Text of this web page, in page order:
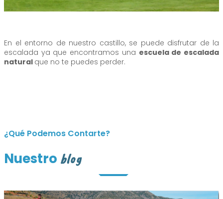
En el entorno de nuestro castillo, se puede disfrutar de la
escalada ya que encontramos una escuela de escalada
natural que no te puedes perder.
¿Qué Podemos Contarte?
Nuestro blog